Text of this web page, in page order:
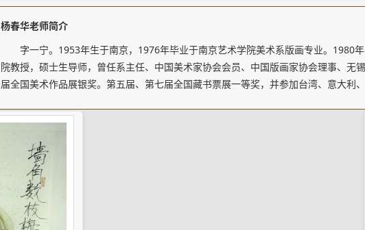
杨春华老师简介
字一宁。1953年生于南京，1976年毕业于南京艺术学院美术系版画专业。1980
院教授，硕士生导师，曾任系主任、中国美术家协会会员、中国版画家协会理事、无
届全国美术作品展银奖。第五届、第七届全国藏书票展一等奖，并参加台湾、意大利